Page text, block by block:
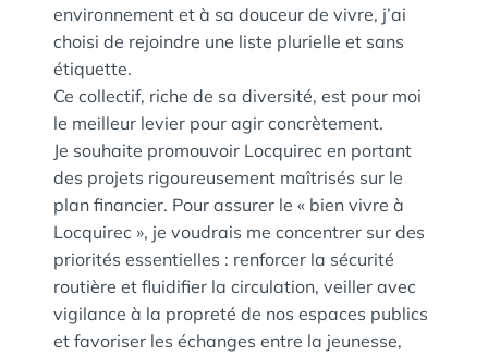
environnement et à sa douceur de vivre, j’ai
choisi de rejoindre une liste plurielle et sans
étiquette.
Ce collectif, riche de sa diversité, est pour moi
le meilleur levier pour agir concrètement.
Je souhaite promouvoir Locquirec en portant
des projets rigoureusement maîtrisés sur le
plan financier. Pour assurer le « bien vivre à
Locquirec », je voudrais me concentrer sur des
priorités essentielles : renforcer la sécurité
routière et fluidifier la circulation, veiller avec
vigilance à la propreté de nos espaces publics
et favoriser les échanges entre la jeunesse,